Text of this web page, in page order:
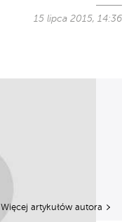
15 lipca 2015, 14:36
Więcej artykułów autora